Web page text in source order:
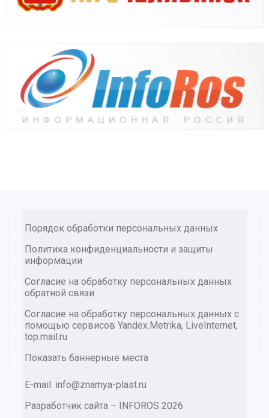
Порядок обработки персональных данных
Политика конфиденциальности и защиты
информации
Согласие на обработку персональных данных
обратной связи
Согласие на обработку персональных данных с
помощью сервисов Yandex.Metrika, LiveInternet,
top.mail.ru
Показать баннерные места
E-mail: info@znamya-plast.ru
Разработчик сайта – INFOROS 2026